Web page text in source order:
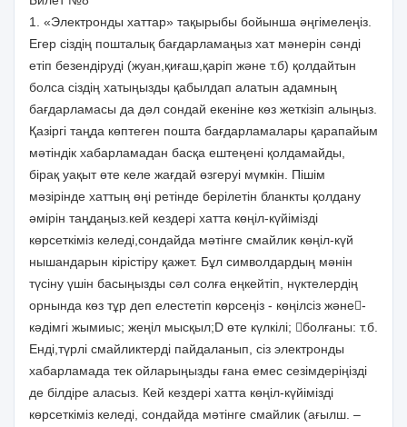
1. «Электронды хаттар» тақырыбы бойынша әңгімелеңіз.
Егер сіздің пошталық бағдарламаңыз хат мәнерін сәнді
етіп безендіруді (жуан,қиғаш,қаріп және т.б) қолдайтын
болса сіздің хатыңызды қабылдап алатын адамның
бағдарламасы да дәл сондай екеніне көз жеткізіп алыңыз.
Қазіргі таңда көптеген пошта бағдарламалары қарапайым
мәтіндік хабарламадан басқа ештеңені қолдамайды,
бірақ уақыт өте келе жағдай өзгеруі мүмкін. Пішім
мәзірінде хаттың өңі ретінде берілетін бланкты қолдану
әмірін таңдаңыз.кей кездері хатта көңіл-күйімізді
көрсеткіміз келеді,сондайда мәтінге смайлик көңіл-күй
нышандарын кірістіру қажет. Бұл символдардың мәнін
түсіну үшін басыңызды сәл солға еңкейтіп, нүктелердің
орнында көз тұр деп елестетіп көрсеңіз - көңілсіз және-
кәдімгі жымиыс; жеңіл мысқыл;D өте күлкілі; болғаны: т.б.
Енді,түрлі смайликтерді пайдаланып, сіз электронды
хабарламада тек ойларыңызды ғана емес сезімдеріңізді
де білдіре аласыз. Кей кездері хатта көңіл-күйімізді
көрсеткіміз келеді, сондайда мәтінге смайлик (ағылш. –